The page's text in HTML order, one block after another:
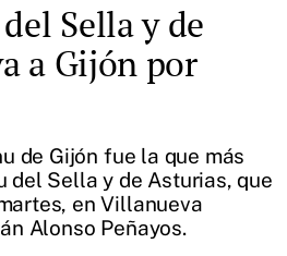
Sella y de
a Gijón por
de Gijón fue la que más
del Sella y de Asturias, que
en Villanueva
Alonso Peñayos.